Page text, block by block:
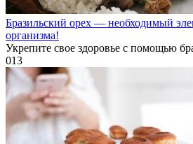
Бразильский орех — необходимый
организма!
Укрепите свое здоровье с помощью
013